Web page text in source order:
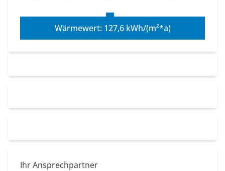
Wärmewert: 127,6 kWh/(m²*a)
Ihr Ansprechpartner